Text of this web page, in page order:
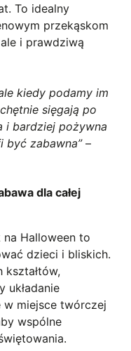
To idealny
przekąskom
i prawdziwą
kiedy podamy im
sięgają po
i bardziej pożywna
być zabawna”–
dla całej
Halloween to
dzieci i bliskich.
kształtów,
układanie
w miejsce twórczej
wspólne